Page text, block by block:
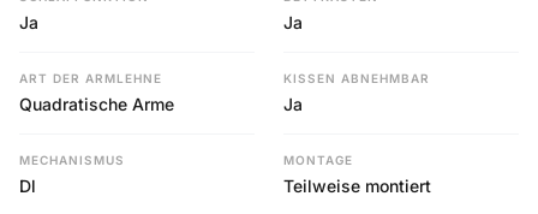
Ja Ja
ART DER ARMLEHNE
Quadratische Arme
KISSEN ABNEHMBAR
Ja
MECHANISMUS
Dl
MONTAGE
Teilweise montiert